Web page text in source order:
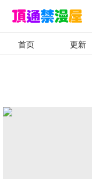
首页 更新